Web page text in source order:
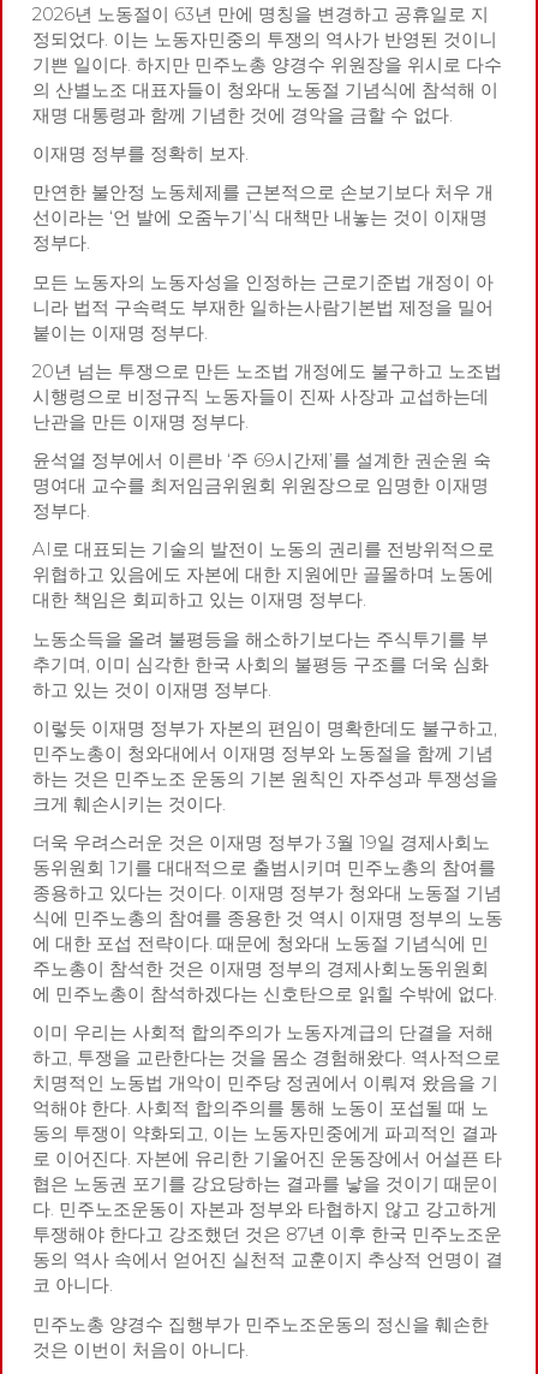
2026년 노동절이 63년 만에 명칭을 변경하고 공휴일로 지
정되었다. 이는 노동자민중의 투쟁의 역사가 반영된 것이니
기쁜 일이다. 하지만 민주노총 양경수 위원장을 위시로 다수
의 산별노조 대표자들이 청와대 노동절 기념식에 참석해 이
재명 대통령과 함께 기념한 것에 경악을 금할 수 없다.
이재명 정부를 정확히 보자.
만연한 불안정 노동체제를 근본적으로 손보기보다 처우 개
선이라는 ‘언 발에 오줌누기’식 대책만 내놓는 것이 이재명
정부다.
모든 노동자의 노동자성을 인정하는 근로기준법 개정이 아
니라 법적 구속력도 부재한 일하는사람기본법 제정을 밀어
붙이는 이재명 정부다.
20년 넘는 투쟁으로 만든 노조법 개정에도 불구하고 노조법
시행령으로 비정규직 노동자들이 진짜 사장과 교섭하는데
난관을 만든 이재명 정부다.
윤석열 정부에서 이른바 ‘주 69시간제’를 설계한 권순원 숙
명여대 교수를 최저임금위원회 위원장으로 임명한 이재명
정부다.
AI로 대표되는 기술의 발전이 노동의 권리를 전방위적으로
위협하고 있음에도 자본에 대한 지원에만 골몰하며 노동에
대한 책임은 회피하고 있는 이재명 정부다.
노동소득을 올려 불평등을 해소하기보다는 주식투기를 부
추기며, 이미 심각한 한국 사회의 불평등 구조를 더욱 심화
하고 있는 것이 이재명 정부다.
이렇듯 이재명 정부가 자본의 편임이 명확한데도 불구하고,
민주노총이 청와대에서 이재명 정부와 노동절을 함께 기념
하는 것은 민주노조 운동의 기본 원칙인 자주성과 투쟁성을
크게 훼손시키는 것이다.
더욱 우려스러운 것은 이재명 정부가 3월 19일 경제사회노
동위원회 1기를 대대적으로 출범시키며 민주노총의 참여를
종용하고 있다는 것이다. 이재명 정부가 청와대 노동절 기념
식에 민주노총의 참여를 종용한 것 역시 이재명 정부의 노동
에 대한 포섭 전략이다. 때문에 청와대 노동절 기념식에 민
주노총이 참석한 것은 이재명 정부의 경제사회노동위원회
에 민주노총이 참석하겠다는 신호탄으로 읽힐 수밖에 없다.
이미 우리는 사회적 합의주의가 노동자계급의 단결을 저해
하고, 투쟁을 교란한다는 것을 몸소 경험해왔다. 역사적으로
치명적인 노동법 개악이 민주당 정권에서 이뤄져 왔음을 기
억해야 한다. 사회적 합의주의를 통해 노동이 포섭될 때 노
동의 투쟁이 약화되고, 이는 노동자민중에게 파괴적인 결과
로 이어진다. 자본에 유리한 기울어진 운동장에서 어설픈 타
협은 노동권 포기를 강요당하는 결과를 낳을 것이기 때문이
다. 민주노조운동이 자본과 정부와 타협하지 않고 강고하게
투쟁해야 한다고 강조했던 것은 87년 이후 한국 민주노조운
동의 역사 속에서 얻어진 실천적 교훈이지 추상적 언명이 결
코 아니다.
민주노총 양경수 집행부가 민주노조운동의 정신을 훼손한
것은 이번이 처음이 아니다.